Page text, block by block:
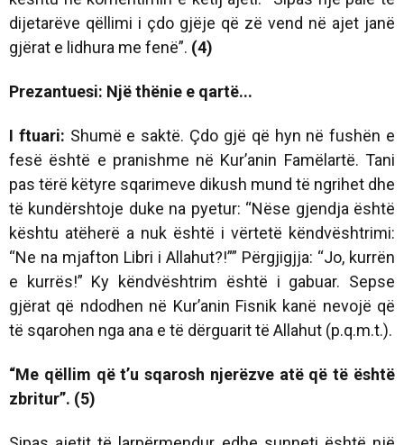
dijetarëve qëllimi i çdo gjëje që zë vend në ajet janë
gjërat e lidhura me fenë”. (4)
Prezantuesi: Një thënie e qartë...
I ftuari: Shumë e saktë. Çdo gjë që hyn në fushën e
fesë është e pranishme në Kur’anin Famëlartë. Tani
pas tërë këtyre sqarimeve dikush mund të ngrihet dhe
të kundërshtoje duke na pyetur: “Nëse gjendja është
kështu atëherë a nuk është i vërtetë këndvështrimi:
“Ne na mjafton Libri i Allahut?!”” Përgjigjja: “Jo, kurrën
e kurrës!” Ky këndvështrim është i gabuar. Sepse
gjërat që ndodhen në Kur’anin Fisnik kanë nevojë që
të sqarohen nga ana e të dërguarit të Allahut (p.q.m.t.).
“Me qëllim që t’u sqarosh njerëzve atë që të është
zbritur”. (5)